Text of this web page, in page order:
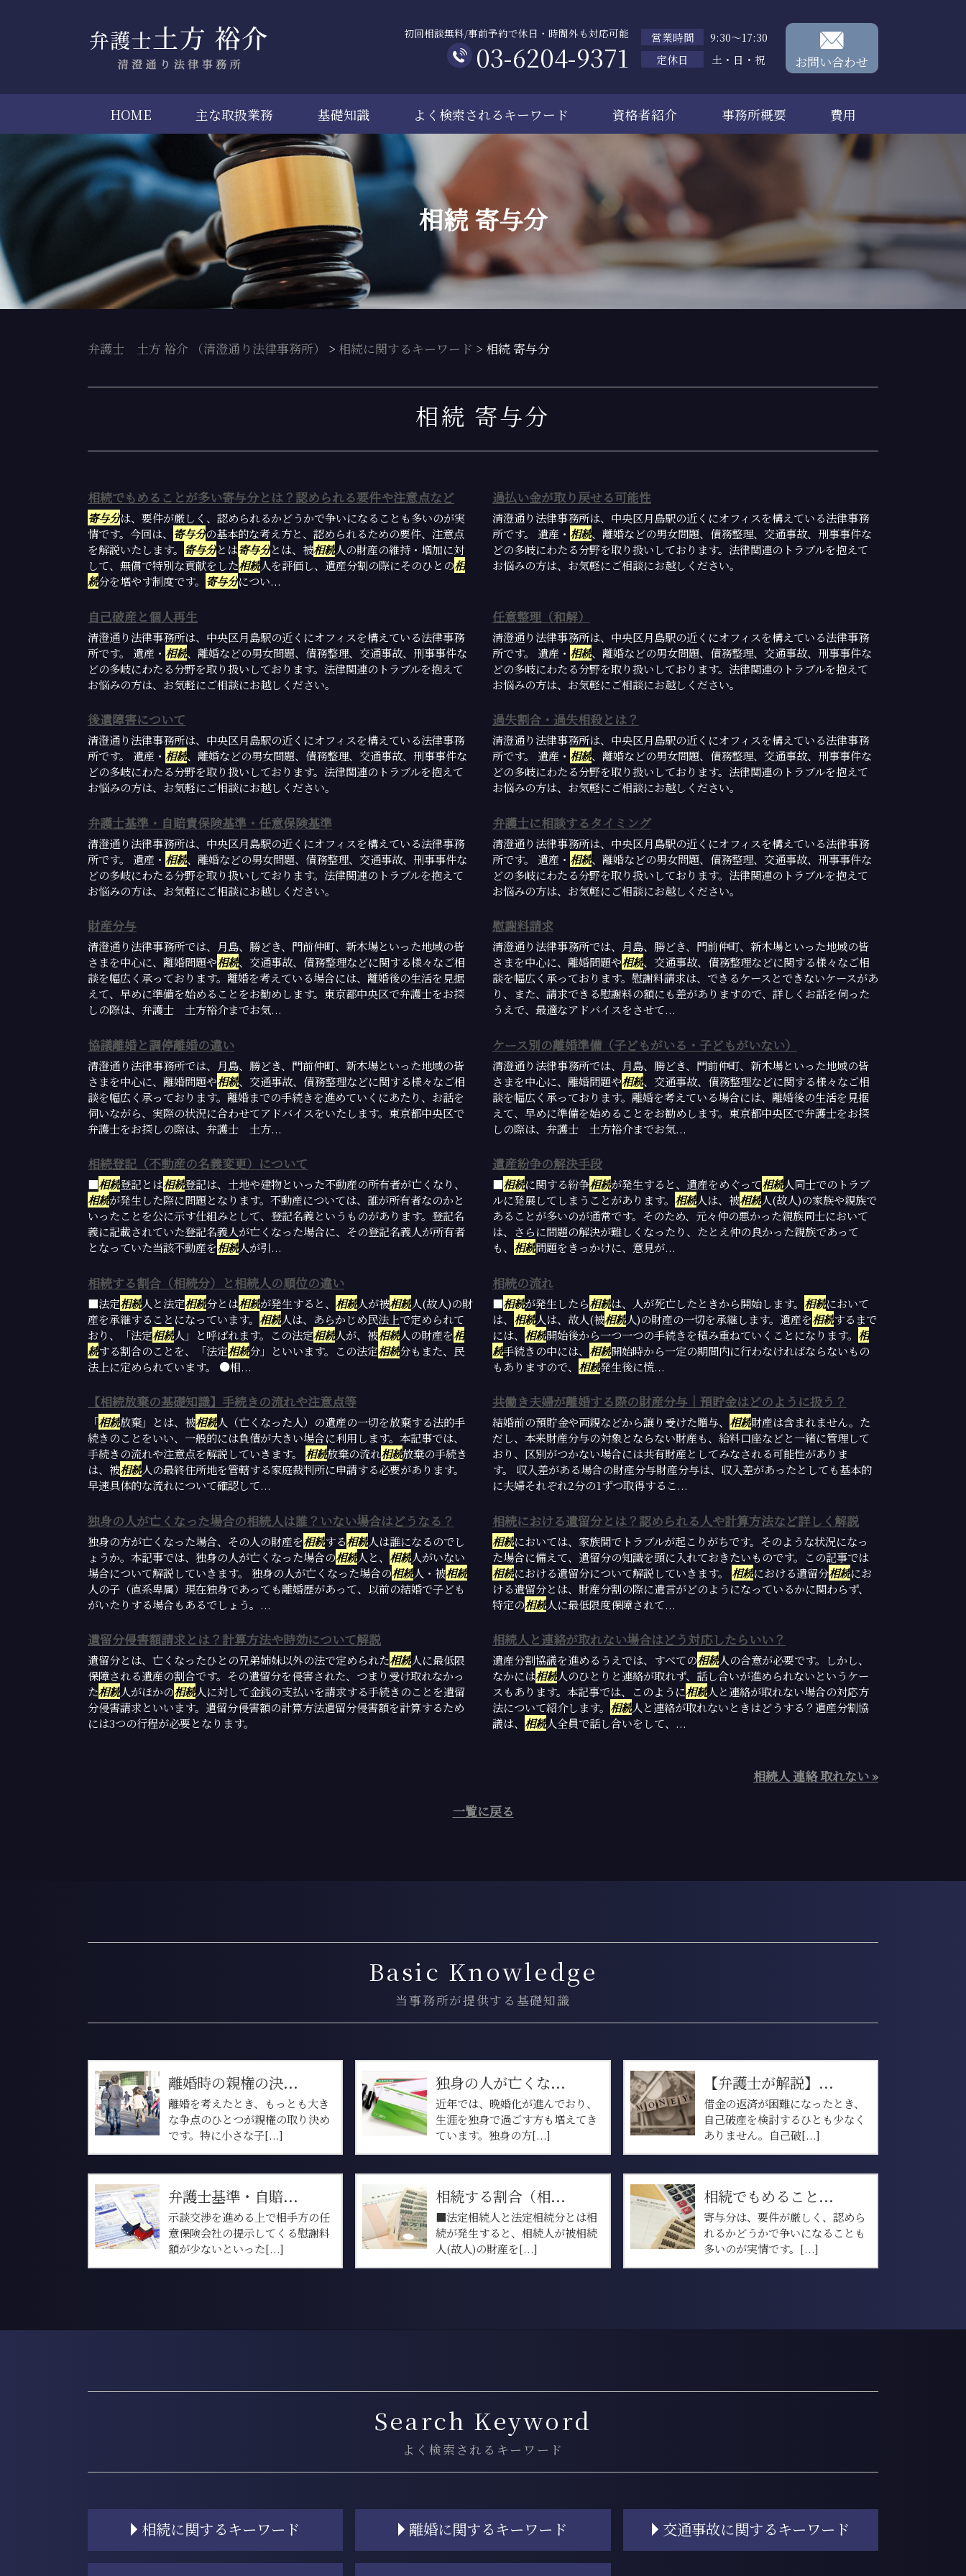
相続 寄与分
初回相談無料/事前予約で休日・時間外も対応可能
03-6204-9371
営業時間
9:30～17:30
定休日
土・日・祝 お問い合わせ
HOME 主な取扱業務 基礎知識 よく検索されるキーワード 資格者紹介 事務所概要 費用
弁護士 土方 裕介 （清澄通り法律事務所） > 相続に関するキーワード > 相続 寄与分
相続 寄与分
相続でもめることが多い寄与分とは？認められる要件や注意点など
寄与分は、要件が厳しく、認められるかどうかで争いになることも多いのが実
情です。今回は、 寄与分の基本的な考え方と、認められるための要件、注意点
を解説いたします。 寄与分とは寄与分とは、被相続人の財産の維持・増加に対
して、無償で特別な貢献をした相続人を評価し、遺産分割の際にそのひとの相
続分を増やす制度です。 寄与分につい...
過払い金が取り戻せる可能性
清澄通り法律事務所は、中央区月島駅の近くにオフィスを構えている法律事務
所です。 遺産・ 相続、離婚などの男女問題、債務整理、交通事故、刑事事件な
どの多岐にわたる分野を取り扱いしております。法律関連のトラブルを抱えて
お悩みの方は、お気軽にご相談にお越しください。
自己破産と個人再生
清澄通り法律事務所は、中央区月島駅の近くにオフィスを構えている法律事務
所です。 遺産・ 相続、離婚などの男女問題、債務整理、交通事故、刑事事件な
どの多岐にわたる分野を取り扱いしております。法律関連のトラブルを抱えて
お悩みの方は、お気軽にご相談にお越しください。
任意整理（和解）
清澄通り法律事務所は、中央区月島駅の近くにオフィスを構えている法律事務
所です。 遺産・ 相続、離婚などの男女問題、債務整理、交通事故、刑事事件な
どの多岐にわたる分野を取り扱いしております。法律関連のトラブルを抱えて
お悩みの方は、お気軽にご相談にお越しください。
後遺障害について
清澄通り法律事務所は、中央区月島駅の近くにオフィスを構えている法律事務
所です。 遺産・ 相続、離婚などの男女問題、債務整理、交通事故、刑事事件な
どの多岐にわたる分野を取り扱いしております。法律関連のトラブルを抱えて
お悩みの方は、お気軽にご相談にお越しください。
過失割合・過失相殺とは？
清澄通り法律事務所は、中央区月島駅の近くにオフィスを構えている法律事務
所です。 遺産・ 相続、離婚などの男女問題、債務整理、交通事故、刑事事件な
どの多岐にわたる分野を取り扱いしております。法律関連のトラブルを抱えて
お悩みの方は、お気軽にご相談にお越しください。
弁護士基準・自賠責保険基準・任意保険基準
清澄通り法律事務所は、中央区月島駅の近くにオフィスを構えている法律事務
所です。 遺産・ 相続、離婚などの男女問題、債務整理、交通事故、刑事事件な
どの多岐にわたる分野を取り扱いしております。法律関連のトラブルを抱えて
お悩みの方は、お気軽にご相談にお越しください。
弁護士に相談するタイミング
清澄通り法律事務所は、中央区月島駅の近くにオフィスを構えている法律事務
所です。 遺産・ 相続、離婚などの男女問題、債務整理、交通事故、刑事事件な
どの多岐にわたる分野を取り扱いしております。法律関連のトラブルを抱えて
お悩みの方は、お気軽にご相談にお越しください。
財産分与
清澄通り法律事務所では、月島、勝どき、門前仲町、新木場といった地域の皆
さまを中心に、離婚問題や相続、交通事故、債務整理などに関する様々なご相
談を幅広く承っております。離婚を考えている場合には、離婚後の生活を見据
えて、早めに準備を始めることをお勧めします。東京都中央区で弁護士をお探
しの際は、弁護士 土方裕介までお気...
慰謝料請求
清澄通り法律事務所では、月島、勝どき、門前仲町、新木場といった地域の皆
さまを中心に、離婚問題や相続、交通事故、債務整理などに関する様々なご相
談を幅広く承っております。慰謝料請求は、できるケースとできないケースがあ
り、また、請求できる慰謝料の額にも差がありますので、詳しくお話を伺った
うえで、最適なアドバイスをさせて...
協議離婚と調停離婚の違い
清澄通り法律事務所では、月島、勝どき、門前仲町、新木場といった地域の皆
さまを中心に、離婚問題や相続、交通事故、債務整理などに関する様々なご相
談を幅広く承っております。離婚までの手続きを進めていくにあたり、お話を
伺いながら、実際の状況に合わせてアドバイスをいたします。東京都中央区で
弁護士をお探しの際は、弁護士 土方...
ケース別の離婚準備（子どもがいる・子どもがいない）
清澄通り法律事務所では、月島、勝どき、門前仲町、新木場といった地域の皆
さまを中心に、離婚問題や相続、交通事故、債務整理などに関する様々なご相
談を幅広く承っております。離婚を考えている場合には、離婚後の生活を見据
えて、早めに準備を始めることをお勧めします。東京都中央区で弁護士をお探
しの際は、弁護士 土方裕介までお気...
相続登記（不動産の名義変更）について
■相続登記とは相続登記は、土地や建物といった不動産の所有者が亡くなり、
相続が発生した際に問題となります。不動産については、誰が所有者なのかと
いったことを公に示す仕組みとして、登記名義というものがあります。登記名
義に記載されていた登記名義人が亡くなった場合に、その登記名義人が所有者
となっていた当該不動産を相続人が引...
遺産紛争の解決手段
■相続に関する紛争相続が発生すると、遺産をめぐって相続人同士でのトラブ
ルに発展してしまうことがあります。 相続人は、被相続人(故人)の家族や親族で
あることが多いのが通常です。そのため、元々仲の悪かった親族同士において
は、さらに問題の解決が難しくなったり、たとえ仲の良かった親族であって
も、 相続問題をきっかけに、意見が...
相続する割合（相続分）と相続人の順位の違い
■法定相続人と法定相続分とは相続が発生すると、 相続人が被相続人(故人)の財
産を承継することになっています。 相続人は、あらかじめ民法上で定められて
おり、「法定相続人」と呼ばれます。この法定相続人が、被相続人の財産を相
続する割合のことを、「法定相続分」といいます。この法定相続分もまた、民
法上に定められています。 ●相...
相続の流れ
■相続が発生したら相続は、人が死亡したときから開始します。 相続において
は、 相続人は、故人(被相続人)の財産の一切を承継します。遺産を相続するまで
には、 相続開始後から一つ一つの手続きを積み重ねていくことになります。 相
続手続きの中には、 相続開始時から一定の期間内に行わなければならないもの
もありますので、 相続発生後に慌...
【相続放棄の基礎知識】手続きの流れや注意点等
「相続放棄」とは、被相続人（亡くなった人）の遺産の一切を放棄する法的手
続きのことをいい、一般的には負債が大きい場合に利用します。本記事では、
手続きの流れや注意点を解説していきます。 相続放棄の流れ相続放棄の手続き
は、被相続人の最終住所地を管轄する家庭裁判所に申請する必要があります。
早速具体的な流れについて確認して...
共働き夫婦が離婚する際の財産分与｜預貯金はどのように扱う？
結婚前の預貯金や両親などから譲り受けた贈与、 相続財産は含まれません。た
だし、本来財産分与の対象とならない財産も、給料口座などと一緒に管理して
おり、区別がつかない場合には共有財産としてみなされる可能性がありま
す。 収入差がある場合の財産分与財産分与は、収入差があったとしても基本的
に夫婦それぞれ2分の1ずつ取得するこ...
独身の人が亡くなった場合の相続人は誰？いない場合はどうなる？
独身の方が亡くなった場合、その人の財産を相続する相続人は誰になるのでし
ょうか。本記事では、独身の人が亡くなった場合の相続人と、 相続人がいない
場合について解説していきます。 独身の人が亡くなった場合の相続人・被相続
人の子（直系卑属）現在独身であっても離婚歴があって、以前の結婚で子ども
がいたりする場合もあるでしょう。...
相続における遺留分とは？認められる人や計算方法など詳しく解説
相続においては、家族間でトラブルが起こりがちです。そのような状況になっ
た場合に備えて、遺留分の知識を頭に入れておきたいものです。この記事では
相続における遺留分について解説していきます。 相続における遺留分相続にお
ける遺留分とは、財産分割の際に遺言がどのようになっているかに関わらず、
特定の相続人に最低限度保障されて...
遺留分侵害額請求とは？計算方法や時効について解説
遺留分とは、亡くなったひとの兄弟姉妹以外の法で定められた相続人に最低限
保障される遺産の割合です。その遺留分を侵害された、つまり受け取れなかっ
た相続人がほかの相続人に対して金銭の支払いを請求する手続きのことを遺留
分侵害請求といいます。遺留分侵害額の計算方法遺留分侵害額を計算するため
には3つの行程が必要となります。
相続人と連絡が取れない場合はどう対応したらいい？
遺産分割協議を進めるうえでは、すべての相続人の合意が必要です。しかし、
なかには相続人のひとりと連絡が取れず、話し合いが進められないというケー
スもあります。本記事では、このように相続人と連絡が取れない場合の対応方
法について紹介します。 相続人と連絡が取れないときはどうする？遺産分割協
議は、 相続人全員で話し合いをして、...
相続人 連絡 取れない »
一覧に戻る
Basic Knowledge
当事務所が提供する基礎知識
離婚時の親権の決...
離婚を考えたとき、もっとも大き
な争点のひとつが親権の取り決め
です。特に小さな子[...]
独身の人が亡くな...
近年では、晩婚化が進んでおり、
生涯を独身で過ごす方も増えてき
ています。独身の方[...]
【弁護士が解説】...
借金の返済が困難になったとき、
自己破産を検討するひとも少なく
ありません。自己破[...]
弁護士基準・自賠...
示談交渉を進める上で相手方の任
意保険会社の提示してくる慰謝料
額が少ないといった[...]
相続する割合（相...
■法定相続人と法定相続分とは相
続が発生すると、相続人が被相続
人(故人)の財産を[...]
相続でもめること...
寄与分は、要件が厳しく、認めら
れるかどうかで争いになることも
多いのが実情です。[...]
Search Keyword
よく検索されるキーワード
相続に関するキーワード 離婚に関するキーワード 交通事故に関するキーワード